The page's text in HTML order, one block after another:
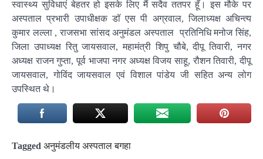
स्वास्थ्य सुविधाएं बेहतर हो इसके लिए मैं सदैव ततपर हूँ। इस मौके पर
अस्पताल प्रभारी उपाधीक्षक डॉ एस पी अग्रवाल, जिलाध्यक्ष अचिन्त्य
कुमार लल्ला , राजसभा सांसद अनुमंडल अस्पताल प्रतिनिधि मनोज सिंह,
जिला उपाध्यक्ष रितु जायसवाल, महामंत्री शिपु चौबे, दीपू तिवारी, नगर
अध्यक्ष राजन गुप्ता, पूर्व भाजपा नगर अध्यक्ष विजय साहू, रौशन तिवारी, दीपू
जायसवाल, गोविंद जायसवाल एवं विशाल पांडेय जी सहित अन्य लोग
उपस्थित थे।
Tagged अनुमंडलीय अस्पताल बगहा